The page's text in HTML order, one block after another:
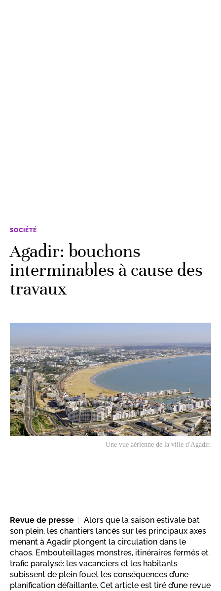
SOCIÉTÉ
Agadir: bouchons
interminables à cause des
travaux
Une vue aérienne de la ville d'Agadir.
Revue de presse
Alors que la saison estivale bat
son plein, les chantiers lancés sur les principaux axes
menant à Agadir plongent la circulation dans le
chaos. Embouteillages monstres, itinéraires fermés et
trafic paralysé: les vacanciers et les habitants
subissent de plein fouet les conséquences d’une
planification défaillante. Cet article est tiré d’une revue